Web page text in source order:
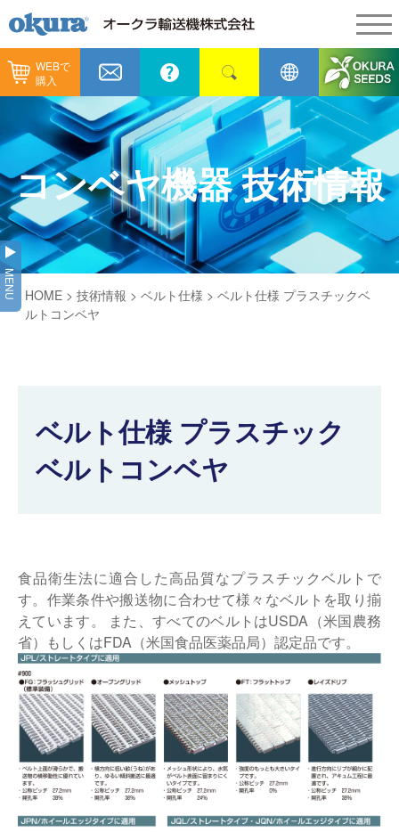
WEBで
購入
製品情報
製品情報
コンベヤ機器
コンベヤ機器を探す
用途から探す
コンベヤ機器の技術情報
仕分けシステム
ピッキングシステム
バンニング・デバンニングシステム
バーチカル装置（垂直搬送機）
周辺機器
納入事例
納入事例
全業種
製造
物流
食品
メンテナンス
カタログ／CAD
会社情報
会社情報
会社概要
事業所一覧
事業紹介
沿革
オークラの取組み
採用情報
新着情報
生産終了品
オークラ育英財団
プライバシーポリシー
サイトポリシー
コンベヤ機器 技術情報
MENU HOME > 技術情報 > ベルト仕様 > ベルト仕様 プラスチックベ
ルトコンベヤ
ベルト仕様 プラスチック
ベルトコンベヤ
食品衛生法に適合した高品質なプラスチックベルトで
す。作業条件や搬送物に合わせて様々なベルトを取り揃
えています。 また、すべてのベルトはUSDA（米国農務
省）もしくはFDA（米国食品医薬品局）認定品です。